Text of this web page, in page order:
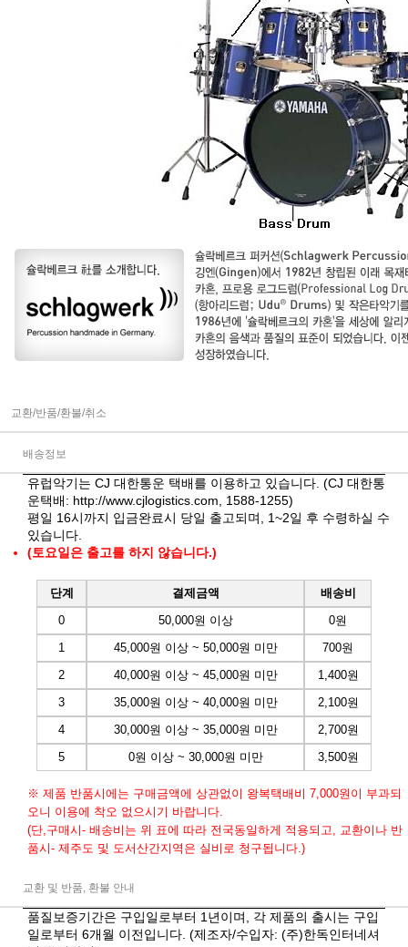
교환/반품/환불/취소
배송정보
유럽악기는 CJ 대한통운 택배를 이용하고 있습니다. (CJ 대한통
운택배: http://www.cjlogistics.com , 1588-1255)
평일 16시까지 입금완료시 당일 출고되며, 1~2일 후 수령하실 수
있습니다.
(토요일은 출고를 하지 않습니다.)
단계 결제금액
배송비
0
50,000원 이상
0원
1
45,000원 이상 ~ 50,000원 미만
700원
2
40,000원 이상 ~ 45,000원 미만
1,400원
3
35,000원 이상 ~ 40,000원 미만
2,100원
4
30,000원 이상 ~ 35,000원 미만
2,700원
5
0원 이상 ~ 30,000원 미만 3,500원
※ 제품 반품시에는 구매금액에 상관없이 왕복택배비 7,000원이 부과되
오니 이용에 착오 없으시기 바랍니다.
(단,구매시- 배송비는 위 표에 따라 전국동일하게 적용되고, 교환이나 반
품시- 제주도 및 도서산간지역은 실비로 청구됩니다.)
교환 및 반품, 환불 안내
품질보증기간은 구입일로부터 1년이며, 각 제품의 출시는 구입
일로부터 6개월 이전입니다. (제조자/수입자: (주)한독인터네셔